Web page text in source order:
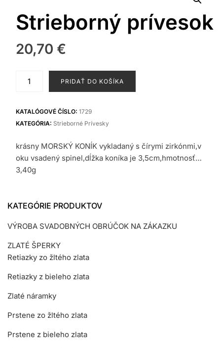
Strieborný prívesok
20,70 €
PRIDAŤ DO KOŠÍKA
KATALÓGOVÉ ČÍSLO: 1729
KATEGÓRIA: Strieborné Prívesky
krásny MORSKÝ KONÍK vykladaný s čírymi zirkónmi,v
oku vsadený spinel,dĺžka koníka je 3,5cm,hmotnosť…
3,40g
KATEGÓRIE PRODUKTOV
VÝROBA SVADOBNÝCH OBRÚČOK NA ZÁKAZKU
ZLATÉ ŠPERKY
Retiazky zo žltého zlata
Retiazky z bieleho zlata
Zlaté náramky
Prstene zo žltého zlata
Prstene z bieleho zlata